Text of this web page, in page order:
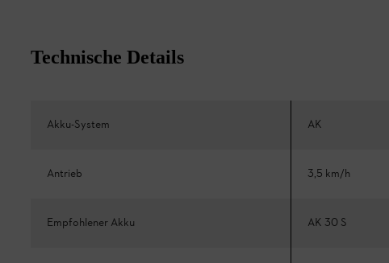
Technische Details
Akku-System AK
Antrieb 3,5 km/h
Empfohlener Akku AK 30 S